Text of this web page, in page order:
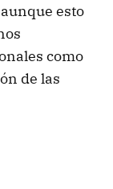
esto
como
de las